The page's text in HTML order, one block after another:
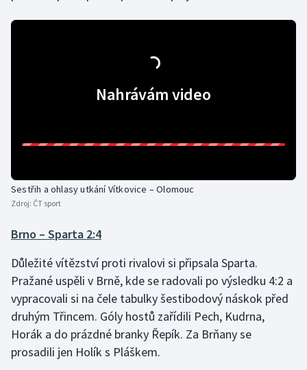
Nahrávám video
Sestřih a ohlasy utkání Vítkovice – Olomouc
Zdroj: ČT sport
Brno – Sparta 2:4
Důležité vítězství proti rivalovi si připsala Sparta.
Pražané uspěli v Brně, kde se radovali po výsledku 4:2 a
vypracovali si na čele tabulky šestibodový náskok před
druhým Třincem. Góly hostů zařídili Pech, Kudrna,
Horák a do prázdné branky Řepík. Za Brňany se
prosadili jen Holík s Pláškem.